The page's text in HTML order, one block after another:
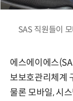
SAS 직원들이
에스에이에스
보보호관리체계
물론 모바일, 시